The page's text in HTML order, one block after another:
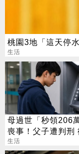
桃園3地「這天停
生活
母過世「秒領206
喪事！父子遭判刑
搶錢先下手是罪
生活